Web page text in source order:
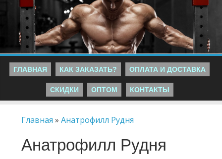
ГЛАВНАЯ КАК ЗАКАЗАТЬ? ОПЛАТА И ДОСТАВКА
СКИДКИ ОПТОМ КОНТАКТЫ
Главная »Анатрофилл Рудня
Анатрофилл Рудня